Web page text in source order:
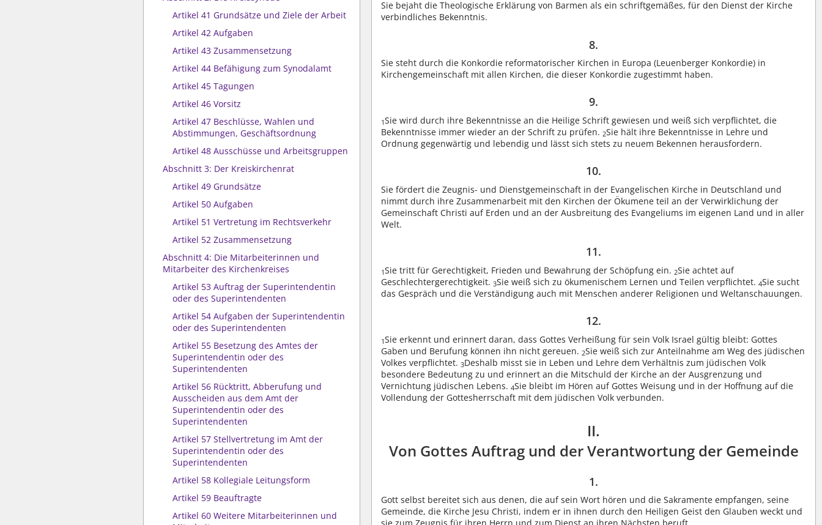
Artikel 41 Grundsätze und Ziele der Arbeit
Artikel 42 Aufgaben
Artikel 43 Zusammensetzung
Artikel 44 Befähigung zum Synodalamt
Artikel 45 Tagungen
Artikel 46 Vorsitz
Artikel 47 Beschlüsse, Wahlen und
Abstimmungen, Geschäftsordnung
Artikel 48 Ausschüsse und Arbeitsgruppen
Abschnitt 3: Der Kreiskirchenrat
Artikel 49 Grundsätze
Artikel 50 Aufgaben
Artikel 51 Vertretung im Rechtsverkehr
Artikel 52 Zusammensetzung
Abschnitt 4: Die Mitarbeiterinnen und
Mitarbeiter des Kirchenkreises
Artikel 53 Auftrag der Superintendentin
oder des Superintendenten
Artikel 54 Aufgaben der Superintendentin
oder des Superintendenten
Artikel 55 Besetzung des Amtes der
Superintendentin oder des
Superintendenten
Artikel 56 Rücktritt, Abberufung und
Ausscheiden aus dem Amt der
Superintendentin oder des
Superintendenten
Artikel 57 Stellvertretung im Amt der
Superintendentin oder des
Superintendenten
Artikel 58 Kollegiale Leitungsform
Artikel 59 Beauftragte
Artikel 60 Weitere Mitarbeiterinnen und
Sie bejaht die Theologische Erklärung von Barmen als ein schriftgemäßes, für den Dienst der Kirche
verbindliches Bekenntnis.
8.
Sie steht durch die Konkordie reformatorischer Kirchen in Europa (Leuenberger Konkordie) in
Kirchengemeinschaft mit allen Kirchen, die dieser Konkordie zugestimmt haben.
9.
1Sie wird durch ihre Bekenntnisse an die Heilige Schrift gewiesen und weiß sich verpflichtet, die
Bekenntnisse immer wieder an der Schrift zu prüfen. 2Sie hält ihre Bekenntnisse in Lehre und
Ordnung gegenwärtig und lebendig und lässt sich stets zu neuem Bekennen herausfordern.
10.
Sie fördert die Zeugnis- und Dienstgemeinschaft in der Evangelischen Kirche in Deutschland und
nimmt durch ihre Zusammenarbeit mit den Kirchen der Ökumene teil an der Verwirklichung der
Gemeinschaft Christi auf Erden und an der Ausbreitung des Evangeliums im eigenen Land und in aller
Welt.
11.
1Sie tritt für Gerechtigkeit, Frieden und Bewahrung der Schöpfung ein. 2Sie achtet auf
Geschlechtergerechtigkeit.3Sie weiß sich zu ökumenischem Lernen und Teilen verpflichtet.4Sie sucht
das Gespräch und die Verständigung auch mit Menschen anderer Religionen und Weltanschauungen.
12.
1Sie erkennt und erinnert daran, dass Gottes Verheißung für sein Volk Israel gültig bleibt: Gottes
Gaben und Berufung können ihn nicht gereuen. 2Sie weiß sich zur Anteilnahme am Weg des jüdischen
Volkes verpflichtet.3Deshalb misst sie in Leben und Lehre dem Verhältnis zum jüdischen Volk
besondere Bedeutung zu und erinnert an die Mitschuld der Kirche an der Ausgrenzung und
Vernichtung jüdischen Lebens.4Sie bleibt im Hören auf Gottes Weisung und in der Hoffnung auf die
Vollendung der Gottesherrschaft mit dem jüdischen Volk verbunden.
II.
Von Gottes Auftrag und der Verantwortung der Gemeinde
1.
Gott selbst bereitet sich aus denen, die auf sein Wort hören und die Sakramente empfangen, seine
Gemeinde, die Kirche Jesu Christi, indem er in ihnen durch den Heiligen Geist den Glauben weckt und